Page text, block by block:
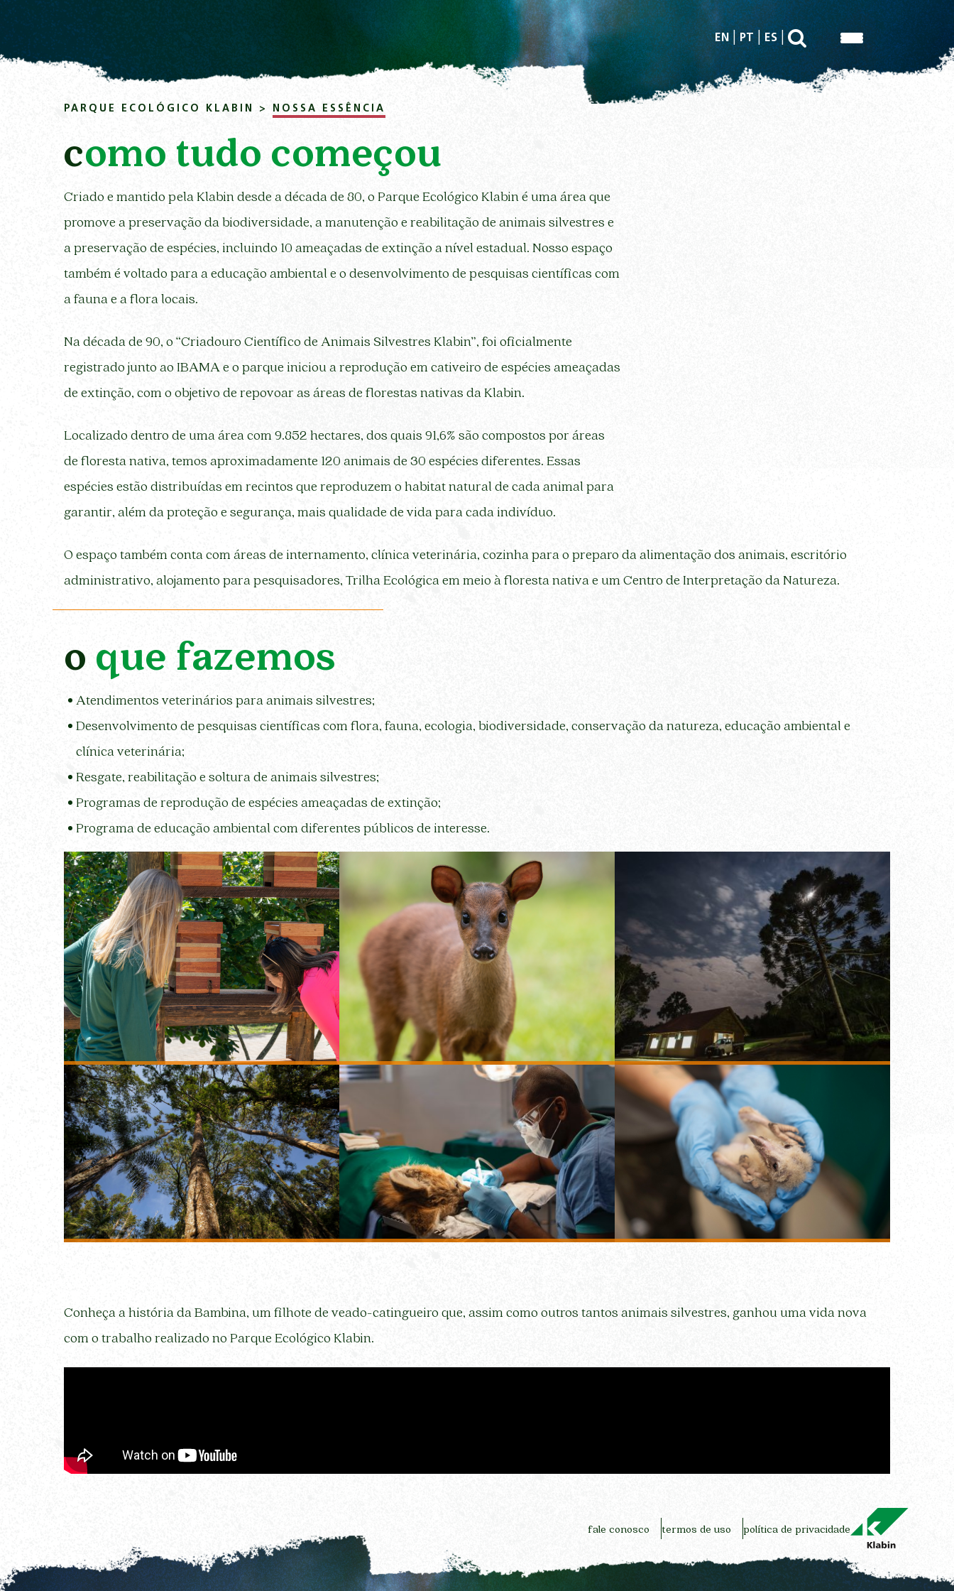
Pular para o Conteúdo principal
EN PT ES
PARQUE ECOLÓGICO KLABIN > NOSSA ESSÊNCIA
como tudo começou
Criado e mantido pela Klabin desde a década de 80, o Parque Ecológico Klabin é uma área que
promove a preservação da biodiversidade, a manutenção e reabilitação de animais silvestres e
a preservação de espécies, incluindo 10 ameaçadas de extinção a nível estadual. Nosso espaço
também é voltado para a educação ambiental e o desenvolvimento de pesquisas científicas com
a fauna e a flora locais.
Na década de 90, o “Criadouro Científico de Animais Silvestres Klabin”, foi oficialmente
registrado junto ao IBAMA e o parque iniciou a reprodução em cativeiro de espécies ameaçadas
de extinção, com o objetivo de repovoar as áreas de florestas nativas da Klabin.
Localizado dentro de uma área com 9.852 hectares, dos quais 91,6% são compostos por áreas
de floresta nativa, temos aproximadamente 120 animais de 30 espécies diferentes. Essas
espécies estão distribuídas em recintos que reproduzem o habitat natural de cada animal para
garantir, além da proteção e segurança, mais qualidade de vida para cada indivíduo.
O espaço também conta com áreas de internamento, clínica veterinária, cozinha para o preparo da alimentação dos animais, escritório
administrativo, alojamento para pesquisadores, Trilha Ecológica em meio à floresta nativa e um Centro de Interpretação da Natureza.
o que fazemos
Atendimentos veterinários para animais silvestres;
Desenvolvimento de pesquisas científicas com flora, fauna, ecologia, biodiversidade, conservação da natureza, educação ambiental e
clínica veterinária;
Resgate, reabilitação e soltura de animais silvestres;
Programas de reprodução de espécies ameaçadas de extinção;
Programa de educação ambiental com diferentes públicos de interesse.
educação
ambiental
programa de reprodução
de espécies ameaçadas
Parque Ecológico
pesquisas científicas
procedimentos
resgate e reabilitação
Conheça a história da Bambina, um filhote de veado-catingueiro que, assim como outros tantos animais silvestres, ganhou uma vida nova
com o trabalho realizado no Parque Ecológico Klabin.
fale conosco termos de uso política de privacidade